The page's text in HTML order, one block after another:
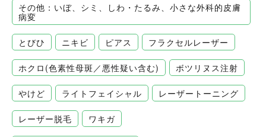
その他：いぼ、シミ、しわ・たるみ、小さな外科的皮膚
病変
とびひ ニキビ ピアス フラクセルレーザー
ホクロ(色素性母斑／悪性疑い含む) ボツリヌス注射
やけど ライトフェイシャル レーザートーニング
レーザー脱毛 ワキガ